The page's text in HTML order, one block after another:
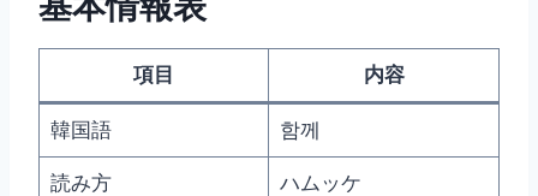
項目 内容
韓国語 함께
読み方 ハムッケ